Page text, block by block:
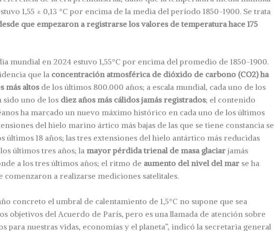
1,55 ± 0,13 °C por encima de la media del período 1850-1900. Se trata
que empezaron a registrarse los valores de temperatura hace 175
mundial en 2024 estuvo 1,55°C por encima del promedio de 1850-1900.
que la concentración atmosférica de dióxido de carbono (CO2) ha
más altosde los últimos 800.000 años; a escala mundial, cada uno de los
sido uno de los diez años más cálidos jamás registrados; el contenido
ha marcado un nuevo máximo histórico en cada uno de los últimos
del hielo marino ártico más bajas de las que se tiene constancia se
últimos 18 años; las tres extensiones del hielo antártico más reducidas
últimos tres años; la mayor pérdida trienal de masa glaciar jamás
a los tres últimos años; el ritmo de aumento del nivel del mar se ha
comenzaron a realizarse mediciones satelitales.
concreto el umbral de calentamiento de 1,5°C no supone que sea
objetivos del Acuerdo de París, pero es una llamada de atención sobre
para nuestras vidas, economías y el planeta”, indicó la secretaria general